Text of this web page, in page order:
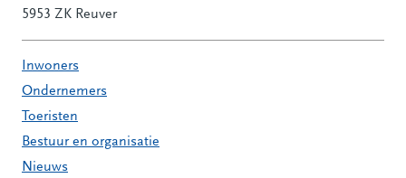
5953 ZK Reuver
Inwoners
Ondernemers
Toeristen
Bestuur en organisatie
Nieuws